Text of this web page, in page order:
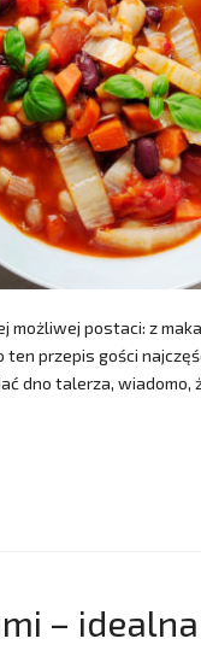
możliwej postaci: z
przepis gości
dno talerza, wiadomo,
–